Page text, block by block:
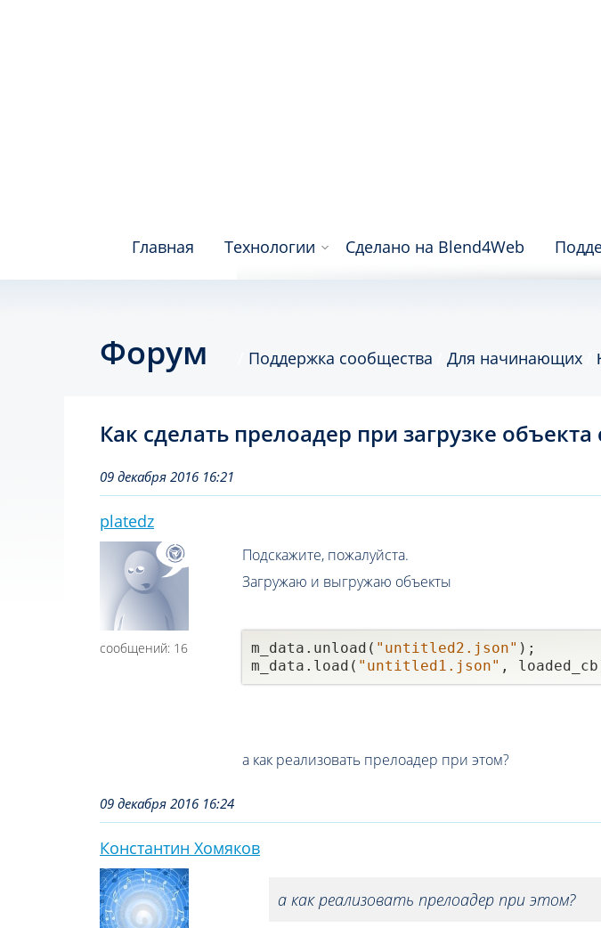
Главная Технологии Сделано на Blend4Web
Форум Поддержка сообщества Для начинающих
Как сделать прелоадер при загрузке
09 декабря 2016 16:21
platedz
сообщений: 16
Подскажите, пожалуйста.
Загружаю и выгружаю объекты
m_data.unload( "untitled2.json" );
m_data.load( "untitled1.json"
а как реализовать прелоадер при этом?
09 декабря 2016 16:24
Константин Хомяков
а как реализовать прелоадер при этом?